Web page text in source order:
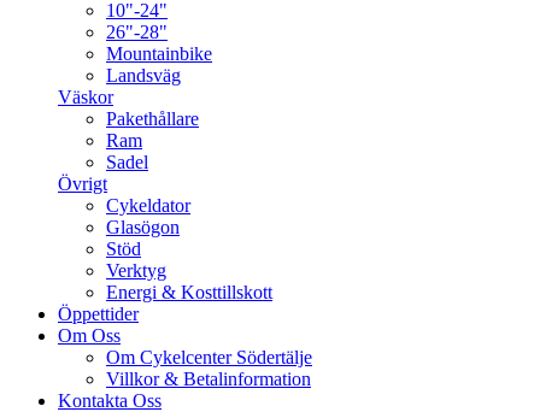
10"-24"
26"-28"
Mountainbike
Landsväg
Väskor
Pakethållare
Ram
Sadel
Övrigt
Cykeldator
Glasögon
Stöd
Verktyg
Energi & Kosttillskott
Öppettider
Om Oss
Om Cykelcenter Södertälje
Villkor & Betalinformation
Kontakta Oss